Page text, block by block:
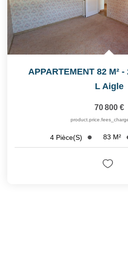
APPARTEMENT 82 M²
L Aigle
70 800 €
4 Pièce(s) 83 M²